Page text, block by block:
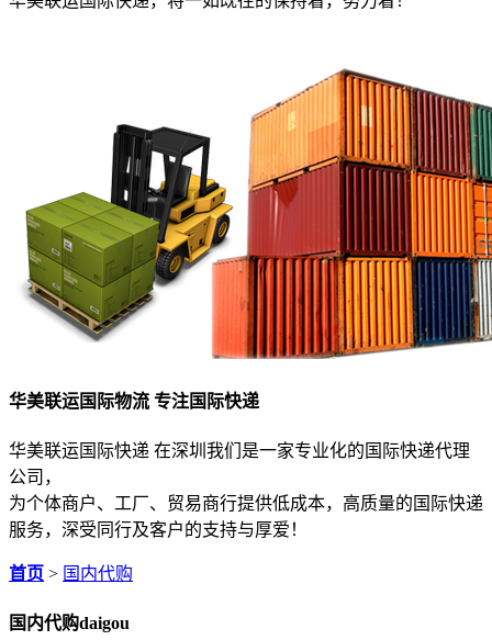
华美联运国际物流 专注国际快递
华美联运国际快递 在深圳我们是一家专业化的国际快递代理
公司，
为个体商户、工厂、贸易商行提供低成本，高质量的国际快递
服务，深受同行及客户的支持与厚爱！
首页 > 国内代购
国内代购daigou
希望你们网点多一些，我天天发小包到你...
客户:xuehua***